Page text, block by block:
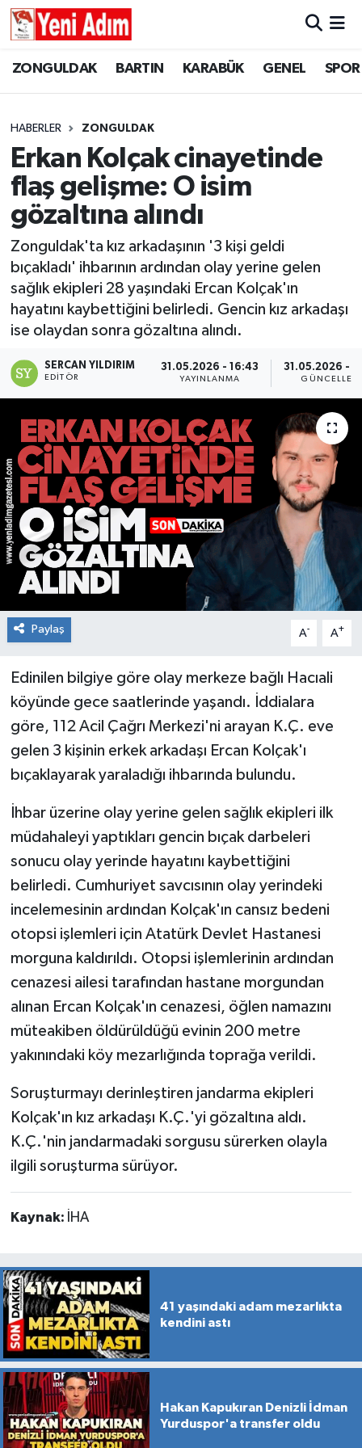
ZONGULDAK BARTIN KARABÜK GENEL SPOR
HABERLER ZONGULDAK
Erkan Kolçak cinayetinde
flaş gelişme: O isim
gözaltına alındı
Zonguldak'ta kız arkadaşının '3 kişi geldi
bıçakladı' ihbarının ardından olay yerine gelen
sağlık ekipleri 28 yaşındaki Ercan Kolçak'ın
hayatını kaybettiğini belirledi. Gencin kız arkadaşı
ise olaydan sonra gözaltına alındı.
SERCAN YILDIRIM
EDITÖR
31.05.2026 - 16:43
YAYINLANMA
31.05.2026 -
Paylaş A- A+
Edinilen bilgiye göre olay merkeze bağlı Hacıali
köyünde gece saatlerinde yaşandı. İddialara
göre, 112 Acil Çağrı Merkezi'ni arayan K.Ç. eve
gelen 3 kişinin erkek arkadaşı Ercan Kolçak'ı
bıçaklayarak yaraladığı ihbarında bulundu.
İhbar üzerine olay yerine gelen sağlık ekipleri ilk
müdahaleyi yaptıkları gencin bıçak darbeleri
sonucu olay yerinde hayatını kaybettiğini
belirledi. Cumhuriyet savcısının olay yerindeki
incelemesinin ardından Kolçak'ın cansız bedeni
otopsi işlemleri için Atatürk Devlet Hastanesi
morguna kaldırıldı. Otopsi işlemlerinin ardından
cenazesi ailesi tarafından hastane morgundan
alınan Ercan Kolçak'ın cenazesi, öğlen namazını
müteakiben öldürüldüğü evinin 200 metre
yakınındaki köy mezarlığında toprağa verildi.
Soruşturmayı derinleştiren jandarma ekipleri
Kolçak'ın kız arkadaşı K.Ç.'yi gözaltına aldı.
K.Ç.'nin jandarmadaki sorgusu sürerken olayla
ilgili soruşturma sürüyor.
Kaynak: İHA
41 yaşındaki adam mezarlıkta
kendini astı
Hakan Kapukıran Denizli İdman
Yurduspor'a transfer oldu
ZONGULDAK
GÜNCEL
SİYASET
RESMİ İLAN
ZONGULDAK
GENEL
SPOR
SİYASET
SAĞLIK
Künye
Zonguldak Hava Durumu
Süper Lig Puan Durumu ve Fikstür
Tüm Manşetler
Son Dakika Haberleri
Haber Arşivi